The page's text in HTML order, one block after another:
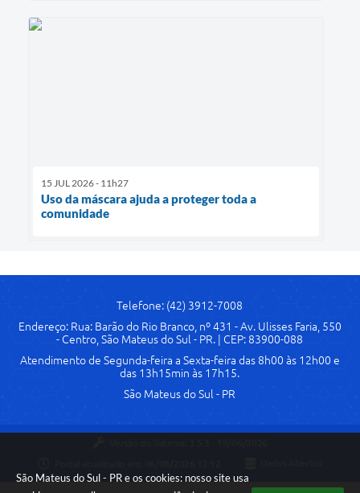
São Mateus do Sul - PR e os cookies: nosso site usa
15 JUL 2026 - 11h27
Uso da máscara ajuda a proteger toda a
comunidade
Telefone: (42) 3912-7008
Endereço: Rua: Barão do Rio Branco, nº 431 - Av. Ulisses Faria, 550
- Centro, São Mateus do Sul - PR. | CEP: 83900-088
Atendimento de Segunda-feira a Sexta-feira das 8h00 às 12h00 e
das 13h15min às 17h15.
São Mateus do Sul - PR